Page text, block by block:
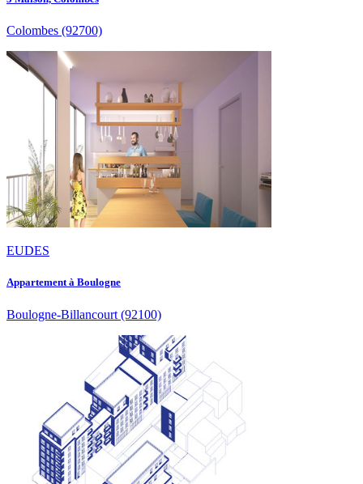
Colombes (92700)
EUDES
Appartement à Boulogne
Boulogne-Billancourt (92100)